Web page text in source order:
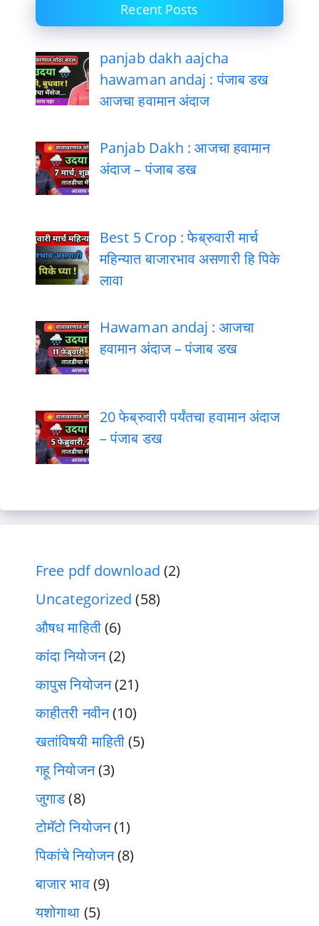
Recent Posts
panjab dakh aajcha
hawaman andaj : पंजाब डख
आजचा हवामान अंदाज
Panjab Dakh : आजचा हवामान
अंदाज – पंजाब डख
Best 5 Crop : फेब्रुवारी मार्च
महिन्यात बाजारभाव असणारी हि पिके
लावा
Hawaman andaj : आजचा
हवामान अंदाज – पंजाब डख
20 फेब्रुवारी पर्यंतचा हवामान अंदाज
– पंजाब डख
Free pdf download (2)
Uncategorized (58)
औषध माहिती(6)
कांदा नियोजन(2)
कापुस नियोजन(21)
काहीतरी नवीन(10)
खतांविषयी माहिती(5)
गहू नियोजन(3)
जुगाड(8)
टोमॅटो नियोजन(1)
पिकांचे नियोजन(8)
बाजार भाव(9)
यशोगाथा (5)